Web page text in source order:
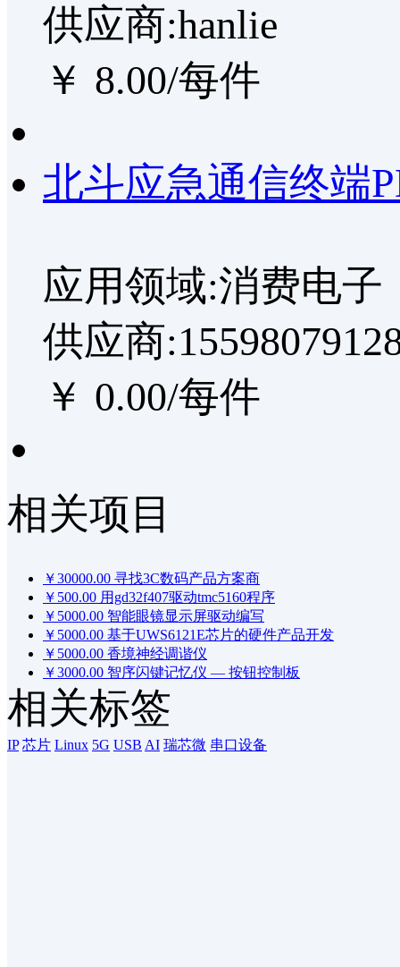
供应商:hanlie
￥ 8.00/每件
北斗应急通信终端
应用领域:消费电子
供应商
￥ 0.00/每件
相关项目
￥30000.00 寻找3C数码产品方案商
￥500.00 用gd32f407驱动tmc5160程序
￥5000.00 智能眼镜显示屏驱动编写
￥5000.00 基于UWS6121E芯片的硬件产品开发
￥5000.00 香境神经调谐仪
￥3000.00 智序闪键记忆仪 — 按钮控制板
￥1000.00 我正在开发一款带有智能 LED 的硬件模组，
￥5000.00老人药盒的时钟闹铃提醒功能
￥3000.00 多功能小夜灯V2.0版
￥50000.00 骨传导睡眠音响方案开发！
相关标签
IP 芯片 Linux 5G USB AI 瑞芯微 串口设备